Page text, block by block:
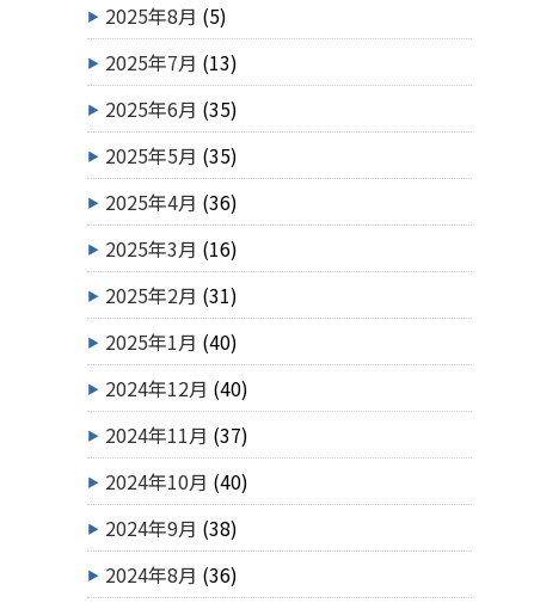
2025年8月 (5)
2025年7月 (13)
2025年6月 (35)
2025年5月 (35)
2025年4月 (36)
2025年3月 (16)
2025年2月 (31)
2025年1月 (40)
2024年12月 (40)
2024年11月 (37)
2024年10月 (40)
2024年9月 (38)
2024年8月 (36)